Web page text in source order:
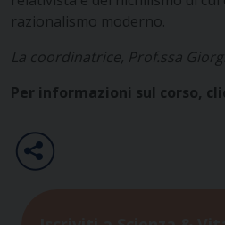
razionalismo moderno.
La coordinatrice, Prof.ssa
Per informazioni sul corso,